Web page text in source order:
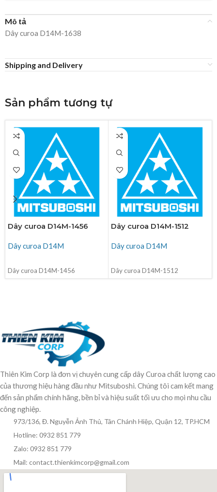
Mô tả
Dây curoa D14M-1638
Shipping and Delivery
Sản phẩm tương tự
Dây curoa D14M-1456
Dây curoa D14M
Dây curoa D14M-1456
Dây curoa D14M-1512
Dây curoa D14M
Dây curoa D14M-1512
Thiên Kim Corp là đơn vị chuyên cung cấp dây Curoa chất lượng cao
của thương hiệu hàng đầu như Mitsuboshi. Chúng tôi cam kết mang
đến sản phẩm chính hãng, bền bỉ và hiệu suất tối ưu cho mọi nhu cầu
công nghiệp.
973/136, Đ. Nguyễn Ảnh Thủ, Tân Chánh Hiệp, Quận 12, TP.HCM
Hotline: 0932 851 779
Zalo: 0932 851 779
Mail: contact.thienkimcorp@gmail.com